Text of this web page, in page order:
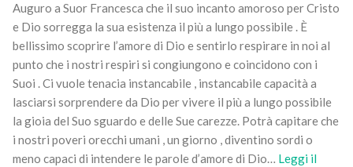
Auguro a Suor Francesca che il suo incanto amoroso per Cristo
e Dio sorregga la sua esistenza il più a lungo possibile . È
bellissimo scoprire l’amore di Dio e sentirlo respirare in noi al
punto che i nostri respiri si congiungono e coincidono con i
Suoi . Ci vuole tenacia instancabile , instancabile capacità a
lasciarsi sorprendere da Dio per vivere il più a lungo possibile
la gioia del Suo sguardo e delle Sue carezze. Potrà capitare che
i nostri poveri orecchi umani , un giorno , diventino sordi o
meno capaci di intendere le parole d’amore di Dio… Leggi il